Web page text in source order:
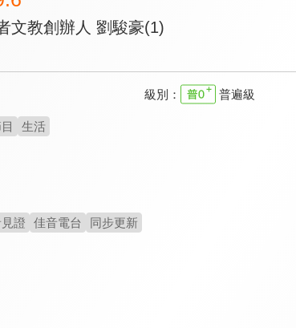
教創辦人 劉駿豪(1)
級別： 普遍級
生活
證 佳音電台 同步更新